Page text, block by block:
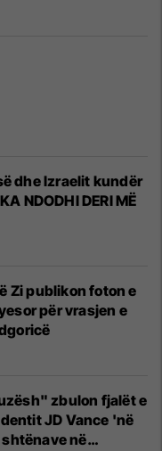
dhe Izraelit kundër
NDODHI DERI MË
Zi publikon foton e
për vrasjen e
zbulon fjalët e
JD Vance 'në
në